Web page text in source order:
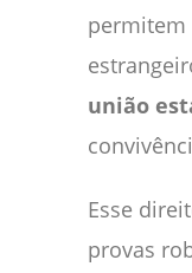
permitem
união
Esse
provas